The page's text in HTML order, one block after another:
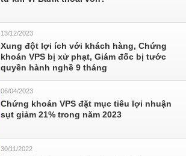
13/12/2023
Xung đột lợi ích với khách hàng, Chứng
khoán VPS bị xử phạt, Giám đốc bị tước
quyền hành nghề 9 tháng
06/04/2023
Chứng khoán VPS đặt mục tiêu lợi nhuận
sụt giảm 21% trong năm 2023
30/11/2022